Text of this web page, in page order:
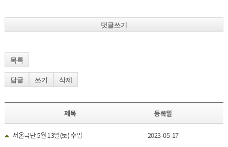
댓글쓰기
목록
답글 쓰기 삭제
제목 등록일
서울극단 5월 13일(토) 수업 2023-05-17